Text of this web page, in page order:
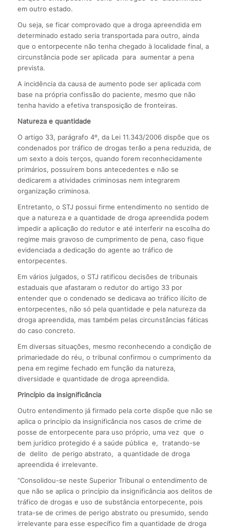
em outro estado.
Ou seja, se ficar comprovado que a droga apreendida em
determinado estado seria transportada para outro, ainda
que o entorpecente não tenha chegado à localidade final, a
circunstância pode ser aplicada para aumentar a pena
prevista.
A incidência da causa de aumento pode ser aplicada com
base na própria confissão do paciente, mesmo que não
tenha havido a efetiva transposição de fronteiras.
Natureza e quantidade
O artigo 33, parágrafo 4º, da Lei 11.343/2006 dispõe que os
condenados por tráfico de drogas terão a pena reduzida, de
um sexto a dois terços, quando forem reconhecidamente
primários, possuírem bons antecedentes e não se
dedicarem a atividades criminosas nem integrarem
organização criminosa.
Entretanto, o STJ possui firme entendimento no sentido de
que a natureza e a quantidade de droga apreendida podem
impedir a aplicação do redutor e até interferir na escolha do
regime mais gravoso de cumprimento de pena, caso fique
evidenciada a dedicação do agente ao tráfico de
entorpecentes.
Em vários julgados, o STJ ratificou decisões de tribunais
estaduais que afastaram o redutor do artigo 33 por
entender que o condenado se dedicava ao tráfico ilícito de
entorpecentes, não só pela quantidade e pela natureza da
droga apreendida, mas também pelas circunstâncias fáticas
do caso concreto.
Em diversas situações, mesmo reconhecendo a condição de
primariedade do réu, o tribunal confirmou o cumprimento da
pena em regime fechado em função da natureza,
diversidade e quantidade de droga apreendida.
Princípio da insignificância
Outro entendimento já firmado pela corte dispõe que não se
aplica o princípio da insignificância nos casos de crime de
posse de entorpecente para uso próprio, uma vez que o
bem jurídico protegido é a saúde pública e, tratando-se
de delito de perigo abstrato, a quantidade de droga
apreendida é irrelevante.
“Consolidou-se neste Superior Tribunal o entendimento de
que não se aplica o princípio da insignificância aos delitos de
tráfico de drogas e uso de substância entorpecente, pois
trata-se de crimes de perigo abstrato ou presumido, sendo
irrelevante para esse específico fim a quantidade de droga